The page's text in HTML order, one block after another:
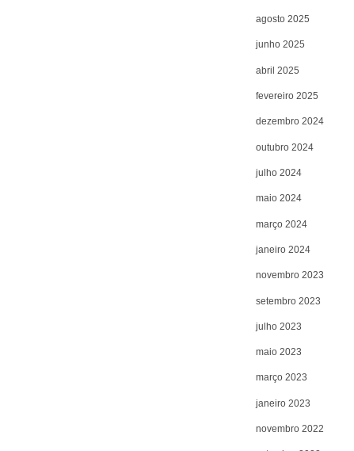
agosto 2025
junho 2025
abril 2025
fevereiro 2025
dezembro 2024
outubro 2024
julho 2024
maio 2024
março 2024
janeiro 2024
novembro 2023
setembro 2023
julho 2023
maio 2023
março 2023
janeiro 2023
novembro 2022